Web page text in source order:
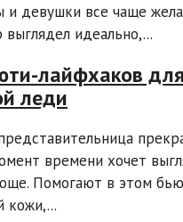
девушки все чаще
идеально,...
лайфхаков
леди
времени хочет
Помогают в этом
кожи,...